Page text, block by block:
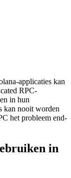
applicaties kan
RPC-
in hun
kan nooit worden
het probleem end-
in